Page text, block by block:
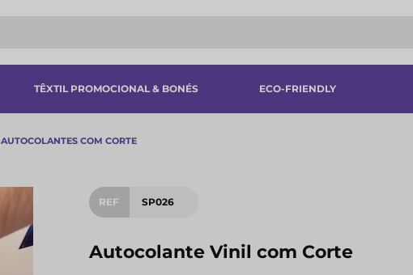
TÊXTIL PROMOCIONAL & BONÉS ECO-FRIENDLY
AUTOCOLANTES COM CORTE
REF SP026
Autocolante Vinil com Corte